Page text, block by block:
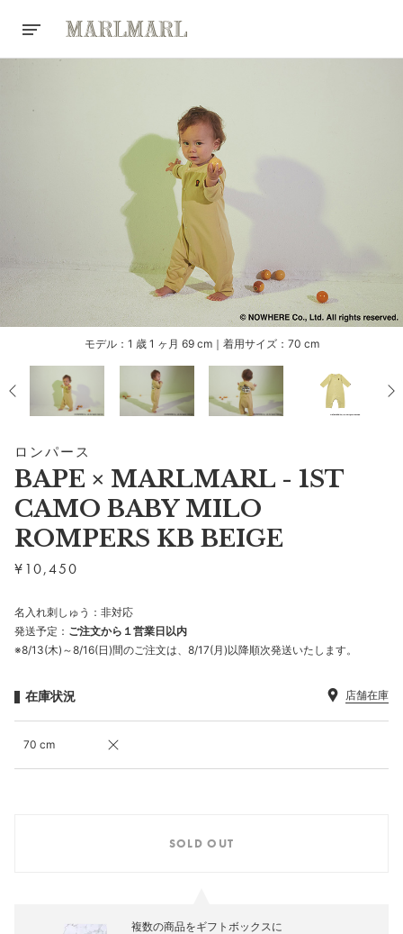
モデル：1 歳 1 ヶ月 69 cm｜着用サイズ：70 cm
ロンパース
BAPE × MARLMARL - 1ST
CAMO BABY MILO
ROMPERS KB BEIGE
¥10,450
名入れ刺しゅう：非対応
発送予定： ご注文から１営業日以内
※8/13(木)～8/16(日)間のご注文は、8/17(月)以降順次発送いたします。
在庫状況 店舗在庫
70 cm
SOLD OUT
複数の商品をギフトボックスに